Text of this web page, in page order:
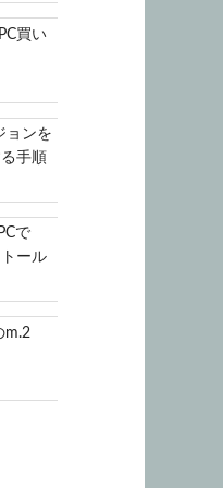
買い
ョンを
手順
で
ール
m.2